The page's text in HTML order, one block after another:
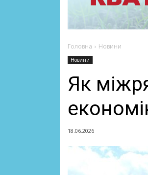
Головна Новини
Новини
Як
18.06.2026